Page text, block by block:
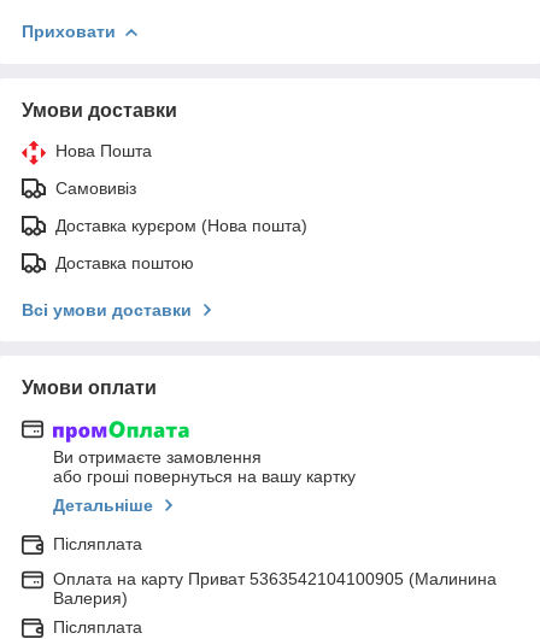
Приховати
Умови доставки
Нова Пошта
Самовивіз
Доставка курєром (Нова пошта)
Доставка поштою
Всі умови доставки
Умови оплати
Ви отримаєте замовлення
або гроші повернуться на вашу картку
Детальніше
Післяплата
Оплата на карту Приват 5363542104100905 (Малинина
Валерия)
Післяплата